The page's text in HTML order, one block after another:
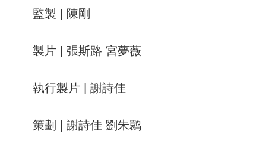
監製 | 陳剛
製片 | 張斯路 宮夢薇
執行製片 | 謝詩佳
策劃 | 謝詩佳 劉朱鹮